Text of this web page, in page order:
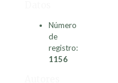
Número
de
registro:
1156